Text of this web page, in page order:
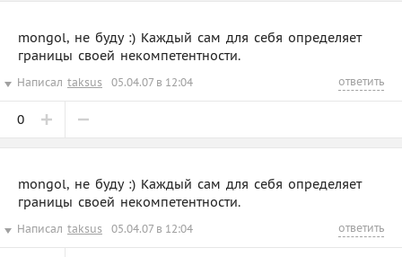
mongol, не буду :) Каждый сам для себя определяет
границы своей некомпетентности.
Написал taksus 05.04.07 в 12:04 ответить
0
mongol, не буду :) Каждый сам для себя определяет
границы своей некомпетентности.
Написал taksus 05.04.07 в 12:04 ответить